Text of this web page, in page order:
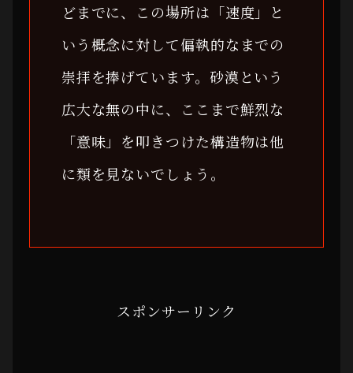
どまでに、この場所は「速度」と
いう概念に対して偏執的なまでの
崇拝を捧げています。砂漠という
広大な無の中に、ここまで鮮烈な
「意味」を叩きつけた構造物は他
に類を見ないでしょう。
スポンサーリンク